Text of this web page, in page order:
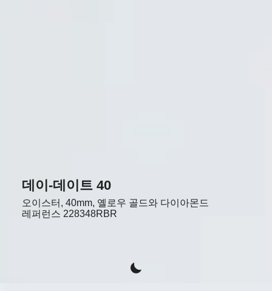
데이-데이트 40
오이스터, 40mm, 옐로우 골드와 다이아몬드
레퍼런스 228348RBR